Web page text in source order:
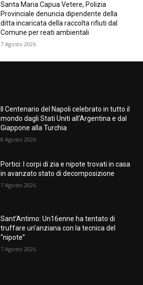
Santa Maria Capua Vetere, Polizia
Provinciale denuncia dipendente della
ditta incaricata della raccolta rifiuti dal
Comune per reati ambientali
7 Agosto 2026
Il Centenario del Napoli celebrato in tutto il
mondo dagli Stati Uniti all’Argentina e dal
Giappone alla Turchia
8 Agosto 2026
Portici: I corpi di zia e nipote trovati in casa
in avanzato stato di decomposizione
7 Agosto 2026
Sant’Antimo: Un16enne ha tentato di
truffare un’anziana con la tecnica del
“nipote”
7 Agosto 2026